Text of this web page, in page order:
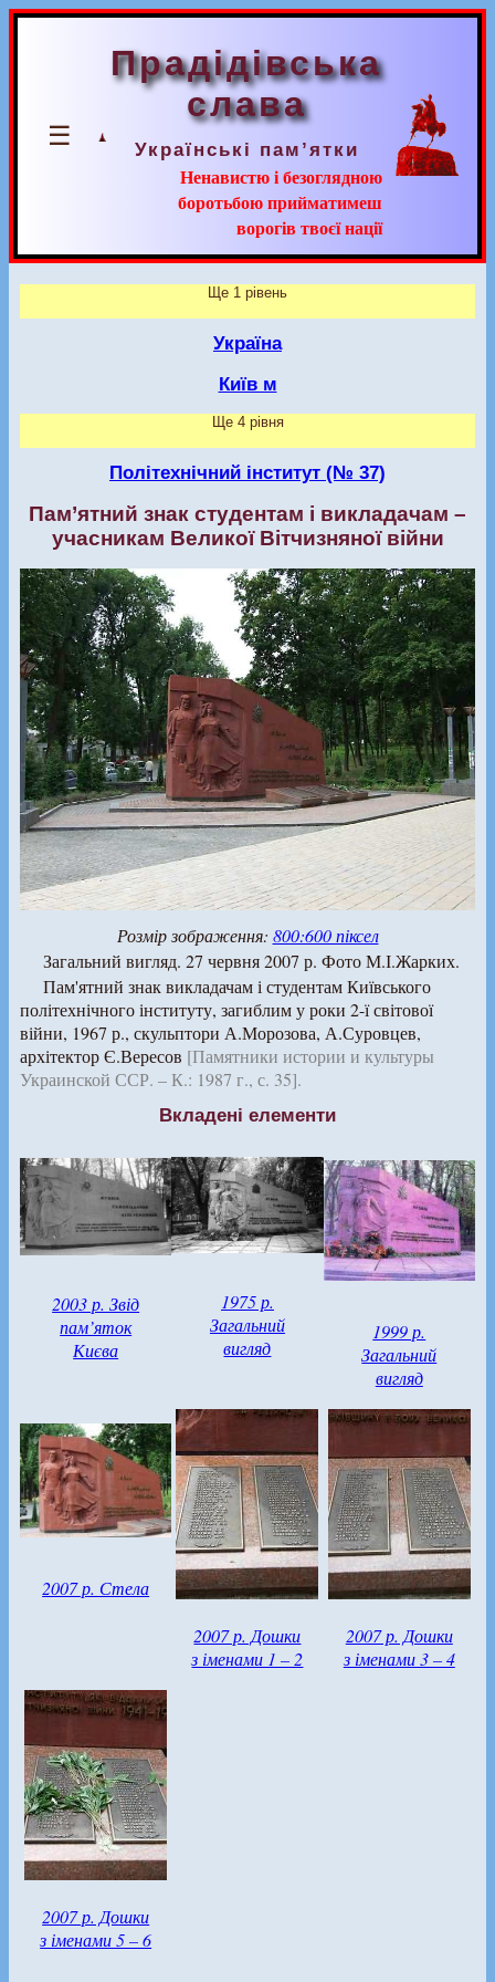
☰
Прадідівська
слава
Українські пам’ятки
Ненавистю і безоглядною
боротьбою прийматимеш
ворогів твоєї нації
Ще 1 рівень
Україна
Київ м
Ще 4 рівня
Політехнічний інститут (№ 37)
Пам’ятний знак студентам і викладачам –
учасникам Великої Вітчизняної війни
Розмір зображення: 800:600 піксел
Загальний вигляд. 27 червня 2007 р. Фото М.І.Жарких.
Пам'ятний знак викладачам і студентам Київського
політехнічного інституту, загиблим у роки 2-ї світової
війни, 1967 р., скульптори А.Морозова, А.Суровцев,
архітектор Є.Вересов [Памятники истории и культуры
Украинской ССР. – К.: 1987 г., с. 35].
Вкладені елементи
2003 р. Звід
пам’яток
Києва
1975 р.
Загальний
вигляд
1999 р.
Загальний
вигляд
2007 р. Стела
2007 р. Дошки
з іменами 1 – 2
2007 р. Дошки
з іменами 3 – 4
2007 р. Дошки
з іменами 5 – 6